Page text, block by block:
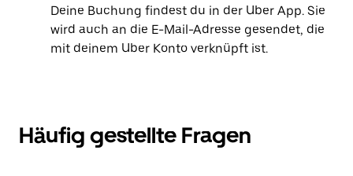
Deine Buchung findest du in der Uber App. Sie
wird auch an die E-Mail-Adresse gesendet, die
mit deinem Uber Konto verknüpft ist.
Häufig gestellte Fragen